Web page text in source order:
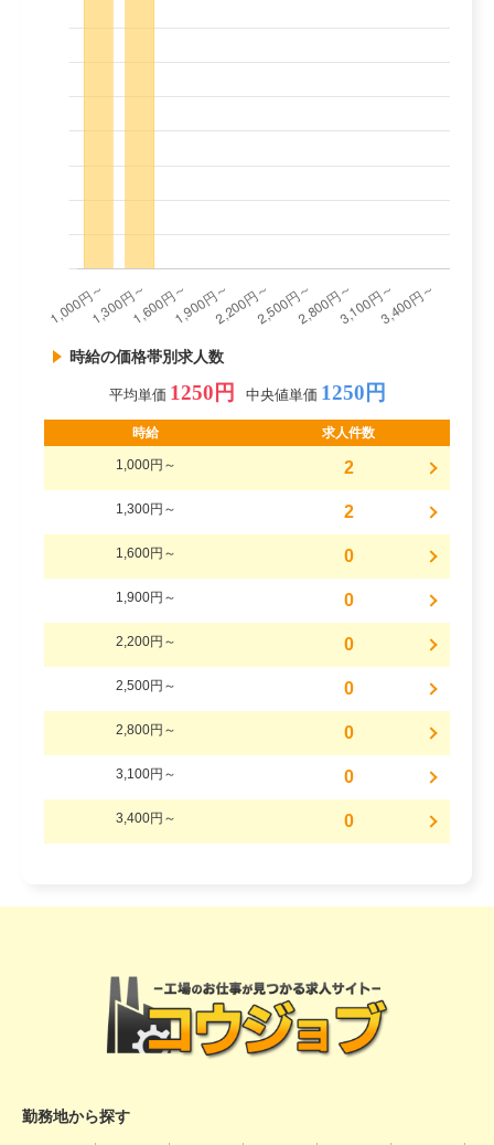
時給の価格帯別求人数
平均単価 1250円 中央値単価 1250円
時給 求人件数
1,000円～ 2
1,300円～ 2
1,600円～ 0
1,900円～ 0
2,200円～ 0
2,500円～ 0
2,800円～ 0
3,100円～ 0
3,400円～ 0
勤務地から探す